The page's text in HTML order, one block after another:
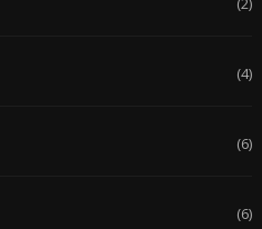
(4)
(6)
(6)